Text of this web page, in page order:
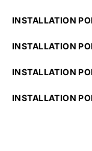
INSTALLATION
INSTALLATION
INSTALLATION
INSTALLATION